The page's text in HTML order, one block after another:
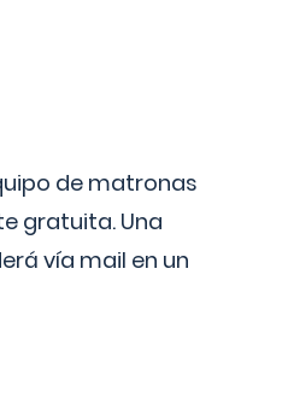
de matronas
gratuita. Una
vía mail en un